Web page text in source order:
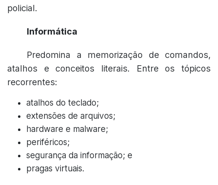
policial.
Informática
Predomina a memorização de comandos,
atalhos e conceitos literais. Entre os tópicos
recorrentes:
atalhos do teclado;
extensões de arquivos;
hardware e malware;
periféricos;
segurança da informação; e
pragas virtuais.